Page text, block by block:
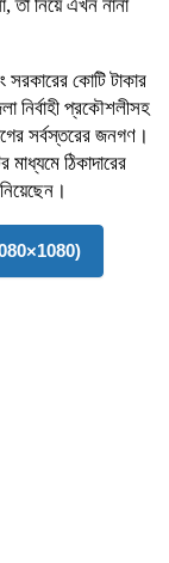
নিয়ে এখন নানা
সরকারের কোটি টাকার
নির্বাহী প্রকৌশলীসহ
সর্বস্তরের জনগণ।
ঠিকাদারের